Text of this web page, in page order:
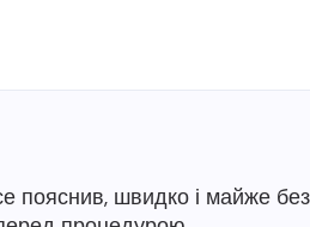
пояснив, швидко і майже